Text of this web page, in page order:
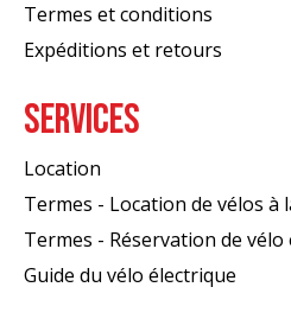
Termes et conditions
Expéditions et retours
SERVICES
Location
Termes - Location de vélos à
Termes - Réservation de
Guide du vélo électrique